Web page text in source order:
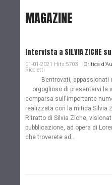
MAGAZINE
Intervista a SILVIA ZICHE su
01-01-2021 Hits:5703 Critica
Riccietti
Bentrovati, appassionati
orgoglioso di presentarvi la
comparsa sull'importante
realizzata con la mitica Silvia
Ritratto di Silvia Ziche,
pubblicazione, ad opera di
che troverete ad...